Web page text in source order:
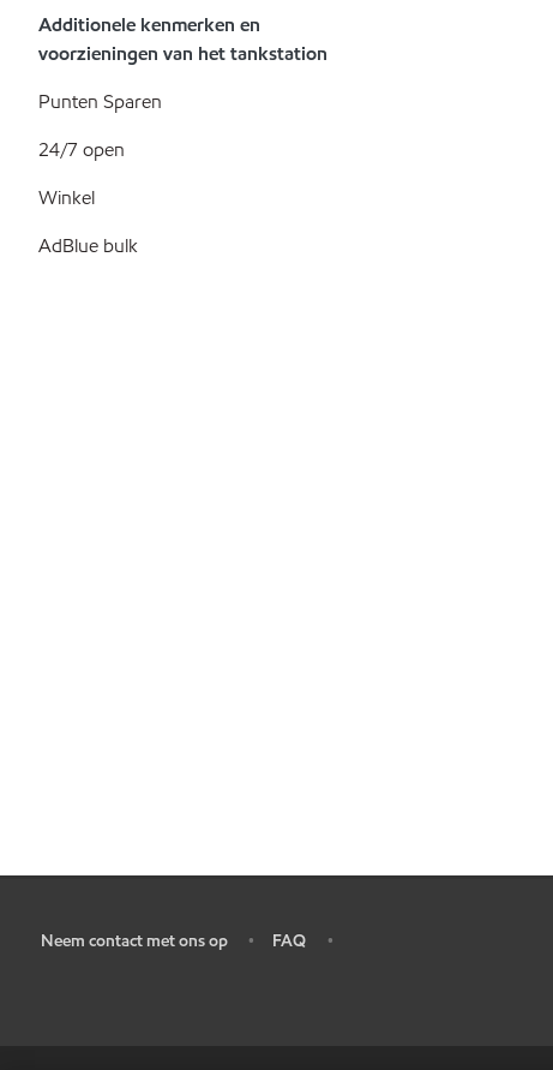
Additionele kenmerken en
voorzieningen van het tankstation
Punten Sparen
24/7 open
Winkel
AdBlue bulk
Neem contact met ons op • FAQ •